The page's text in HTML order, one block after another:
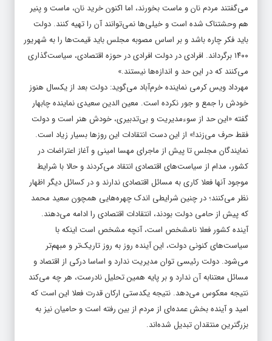
می‌گفتند مردم نان و ماست بخورند، اما اکنون خرید نان، ماست و پنیر
هم وحشتناک شده است و خیلی‌ها نمی‌توانند آن را تهیه کنند. دولت
باید فکر چاره باشد و بر اساس مصوبه مجلس باید قیمت‌ها را به شهریور
۱۴۰۰ برگرداند. افرادی در دولت افرادی در حوزه اقتصادی، سیاست‌گذاری
می‌کنند که در این حد و اندازه‌ها نیستند.»
مهرداد ویس کرمی نماینده خرم‌آباد می‌گوید: دولت بعد از یکسال هنوز
خودش را جمع و جور نکرده است. معین الدین سعیدی نماینده چابهار
گفته «این حد از سوءمدیریت و بی‌تدبیری، خودش هنر است و دولت
فقط حرف می‌زند!» از این دست انتقادات این روزها بسیار زیاد است.
نمایندگان مجلس تا پیش از ماجرای مهسا امینی و آغاز اعتراضات در
کشور، مدام از سیاست‌های اقتصادی انتقاد می‌کردند و حالا با شرایط
موجود آنها فعلا کاری به مسائل اقتصادی ندارند و در کسائل دیگر اظهار
نظر می‌کنند؛ در چنین شرایطی اندک چهره‌هایی همچون سعید محمد
که پیش از حامی دولت بودند، انتقادات اقتصادی را ادامه می‌دهند.
آینده کشور فعلا نامشخص است، آنچه مشخص است اینکه با
سیاست‌های کنونی دولت، این آینده روز به روز تاریک‌تر و مبهم‌تر
می‌شود. دولت رئیسی توان مدیریت ندارد و اساسا درکی از اقتصاد و
مسائل معتنابه آن ندارد و بر پایه همین تحلیل نادرست، هر چه می‌کند
نتیجه معکوس می‌دهد. نتیجه یکدستی ارکان قدرت فعلا این است که
امید و آینده بخش عمده‌ای از مردم از بین رفته است و حامیان نیز به
بزرگترین منتقدان تبدیل شده‌اند.